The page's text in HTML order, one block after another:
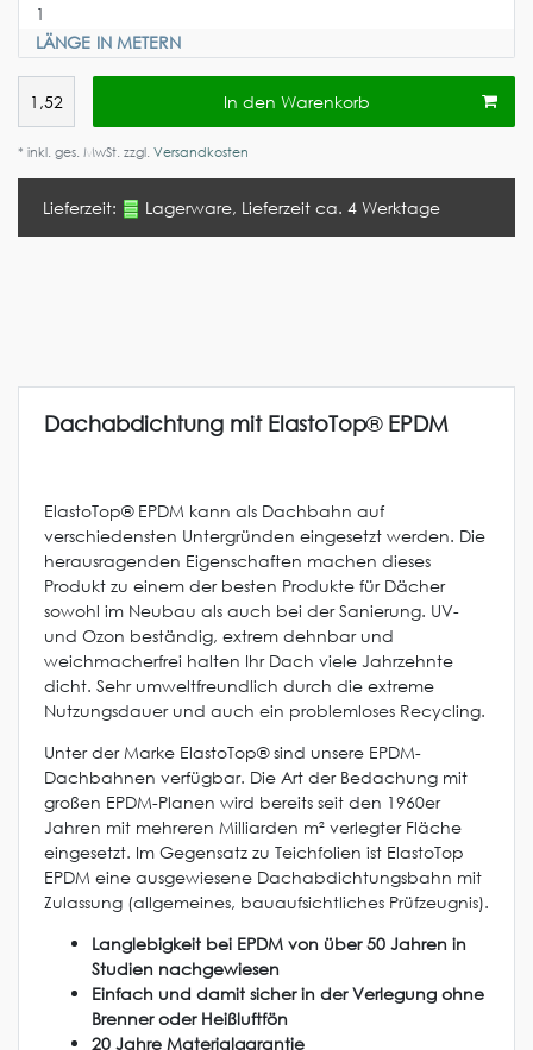
LÄNGE IN METERN
In den Warenkorb
* inkl. ges. MwSt. zzgl. Versandkosten
Lieferzeit: Lagerware, Lieferzeit ca. 4 Werktage
Dachabdichtung mit ElastoTop®EPDM
ElastoTop® EPDM kann als Dachbahn auf
verschiedensten Untergründen eingesetzt werden. Die
herausragenden Eigenschaften machen dieses
Produkt zu einem der besten Produkte für Dächer
sowohl im Neubau als auch bei der Sanierung. UV-
und Ozon beständig, extrem dehnbar und
weichmacherfrei halten Ihr Dach viele Jahrzehnte
dicht. Sehr umweltfreundlich durch die extreme
Nutzungsdauer und auch ein problemloses Recycling.
Unter der Marke ElastoTop® sind unsere EPDM-
Dachbahnen verfügbar. Die Art der Bedachung mit
großen EPDM-Planen wird bereits seit den 1960er
Jahren mit mehreren Milliarden m² verlegter Fläche
eingesetzt. Im Gegensatz zu Teichfolien ist ElastoTop
EPDM eine ausgewiesene Dachabdichtungsbahn mit
Zulassung (allgemeines, bauaufsichtliches Prüfzeugnis).
Langlebigkeit bei EPDM von über 50 Jahren in
Studien nachgewiesen
Einfach und damit sicher in der Verlegung ohne
Brenner oder Heißluftfön
20 Jahre Materialgarantie